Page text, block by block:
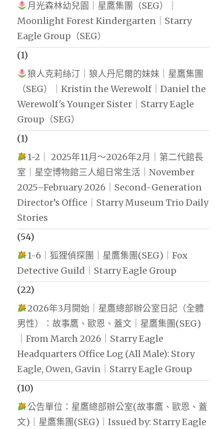
月光森林幼兒園｜星鷹集團（SEG）｜
Moonlight Forest Kindergarten｜Starry
Eagle Group（SEG）
(1)
狼人克莉絲汀｜狼人丹尼爾的妹妹｜星鷹集團
（SEG）｜Kristin the Werewolf｜Daniel the
Werewolf's Younger Sister｜Starry Eagle
Group（SEG）
(1)
1-2｜ 2025年11月～2026年2月｜第二代館長
室｜星空博物館三人組日常生活｜November
2025–February 2026｜Second-Generation
Director’s Office｜Starry Museum Trio Daily
Stories
(54)
1-6｜狐狸偵探團｜星鷹集團(SEG)｜Fox
Detective Guild｜Starry Eagle Group
(22)
2026年3月開始｜星鷹總部辦公室日記（全體
男性）：故事鷹、歐恩、蓋文｜星鷹集團(SEG)
｜From March 2026｜Starry Eagle
Headquarters Office Log (All Male): Story
Eagle, Owen, Gavin｜Starry Eagle Group
(10)
公告單位：星鷹總部辦公室(故事鷹、歐恩、蓋
文)｜星鷹集團(SEG)｜Issued by: Starry Eagle